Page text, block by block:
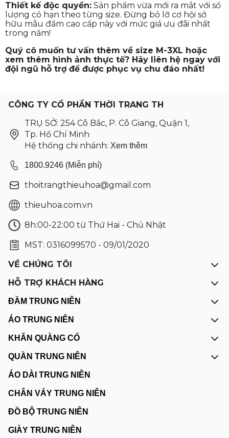
Thiết kế độc quyền: Sản phẩm vừa mới ra mắt với số
lượng có hạn theo từng size. Đừng bỏ lỡ cơ hội sở
hữu mẫu đầm cao cấp này với mức giá ưu đãi nhất
trong năm!
Quý cô muốn tư vấn thêm về size M-3XL hoặc
xem thêm hình ảnh thực tế? Hãy liên hệ ngay với
đội ngũ hỗ trợ để được phục vụ chu đáo nhất!
CÔNG TY CỔ PHẦN THỜI TRANG TH
TRỤ SỞ: 254 Cô Bắc, P. Cô Giang, Quận 1,
Tp. Hồ Chí Minh
Hệ thống chi nhánh: Xem thêm
1800.9246 (Miễn phí)
thoitrangthieuhoa@gmail.com
thieuhoa.com.vn
8h:00-22:00 từ Thứ Hai - Chủ Nhật
MST: 0316099570 - 09/01/2020
VỀ CHÚNG TÔI
HỖ TRỢ KHÁCH HÀNG
ĐẦM TRUNG NIÊN
ÁO TRUNG NIÊN
KHĂN QUÀNG CỔ
QUẦN TRUNG NIÊN
ÁO DÀI TRUNG NIÊN
CHÂN VÁY TRUNG NIÊN
ĐỒ BỘ TRUNG NIÊN
GIÀY TRUNG NIÊN